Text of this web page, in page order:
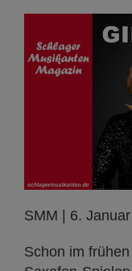
SMM | 6.
Schon im